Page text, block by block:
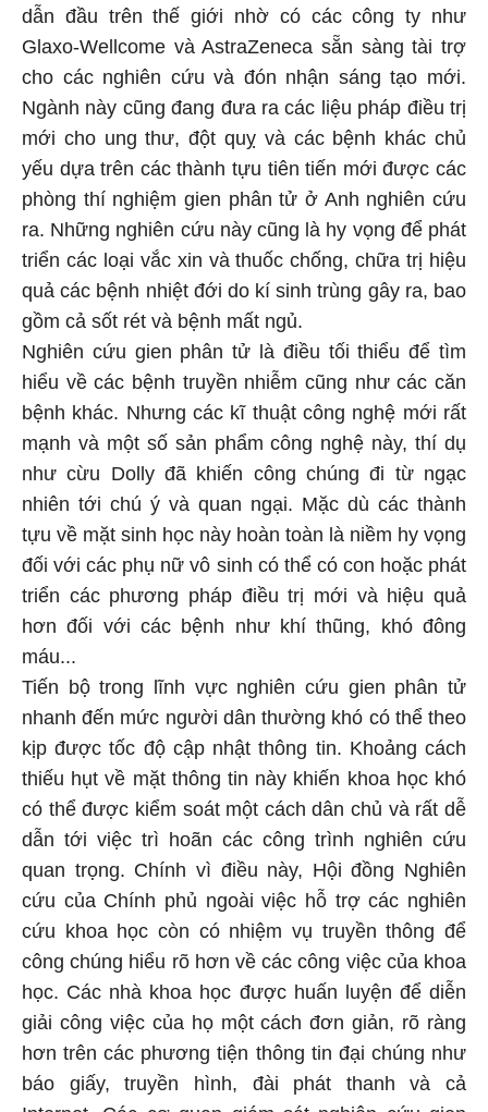
dẫn đầu trên thế giới nhờ có các công ty như
Glaxo-Wellcome và AstraZeneca sẵn sàng tài trợ
cho các nghiên cứu và đón nhận sáng tạo mới.
Ngành này cũng đang đưa ra các liệu pháp điều trị
mới cho ung thư, đột quỵ và các bệnh khác chủ
yếu dựa trên các thành tựu tiên tiến mới được các
phòng thí nghiệm gien phân tử ở Anh nghiên cứu
ra. Những nghiên cứu này cũng là hy vọng để phát
triển các loại vắc xin và thuốc chống, chữa trị hiệu
quả các bệnh nhiệt đới do kí sinh trùng gây ra, bao
gồm cả sốt rét và bệnh mất ngủ.
Nghiên cứu gien phân tử là điều tối thiểu để tìm
hiểu về các bệnh truyền nhiễm cũng như các căn
bệnh khác. Nhưng các kĩ thuật công nghệ mới rất
mạnh và một số sản phẩm công nghệ này, thí dụ
như cừu Dolly đã khiến công chúng đi từ ngạc
nhiên tới chú ý và quan ngại. Mặc dù các thành
tựu về mặt sinh học này hoàn toàn là niềm hy vọng
đối với các phụ nữ vô sinh có thể có con hoặc phát
triển các phương pháp điều trị mới và hiệu quả
hơn đối với các bệnh như khí thũng, khó đông
máu...
Tiến bộ trong lĩnh vực nghiên cứu gien phân tử
nhanh đến mức người dân thường khó có thể theo
kịp được tốc độ cập nhật thông tin. Khoảng cách
thiếu hụt về mặt thông tin này khiến khoa học khó
có thể được kiểm soát một cách dân chủ và rất dễ
dẫn tới việc trì hoãn các công trình nghiên cứu
quan trọng. Chính vì điều này, Hội đồng Nghiên
cứu của Chính phủ ngoài việc hỗ trợ các nghiên
cứu khoa học còn có nhiệm vụ truyền thông để
công chúng hiểu rõ hơn về các công việc của khoa
học. Các nhà khoa học được huấn luyện để diễn
giải công việc của họ một cách đơn giản, rõ ràng
hơn trên các phương tiện thông tin đại chúng như
báo giấy, truyền hình, đài phát thanh và cả